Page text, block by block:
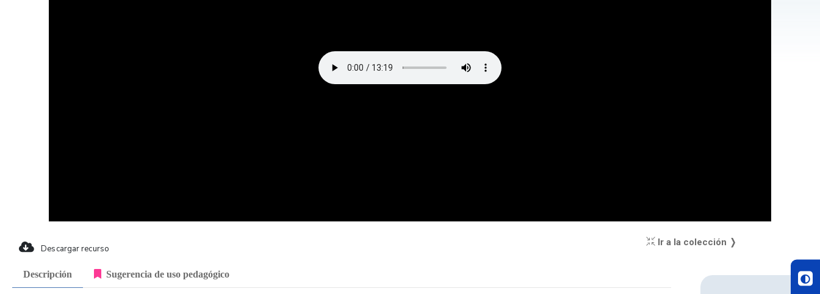
Descargar recurso
Ir a la colección ❭
Descripción Sugerencia de uso pedagógico